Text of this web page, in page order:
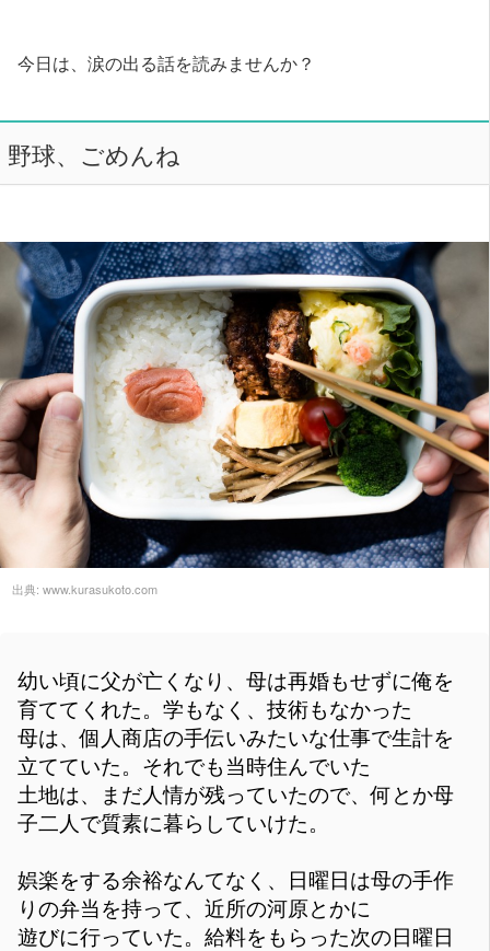
今日は、涙の出る話を読みませんか？
野球、ごめんね
出典: www.kurasukoto.com
幼い頃に父が亡くなり、母は再婚もせずに俺を
育ててくれた。学もなく、技術もなかった
母は、個人商店の手伝いみたいな仕事で生計を
立てていた。それでも当時住んでいた
土地は、まだ人情が残っていたので、何とか母
子二人で質素に暮らしていけた。
娯楽をする余裕なんてなく、日曜日は母の手作
りの弁当を持って、近所の河原とかに
遊びに行っていた。給料をもらった次の日曜日